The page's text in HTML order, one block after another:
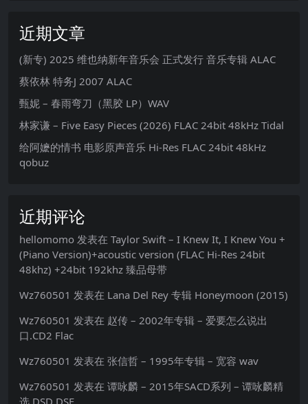
近期文章
(新专) 2025 维也纳新年音乐会 正式发行 音乐专辑 ALAC
蔡依林 特务J 2007 ALAC
甄妮 – 春雨弯刀（黑胶 LP）WAV
林家谦 – Five Easy Pieces (2026) FLAC 24bit 48kHz Tidal
给阿嬷的情书 电影原声音乐 Hi-Res FLAC 24bit 48kHz
qobuz
近期评论
hellomomo 发表在 Taylor Swift – I Knew It, I Knew You +
(Piano Version)+acoustic version (FLAC Hi-Res 24bit
48khz) +24bit 192khz 臻品母带
Wz760501 发表在 Lana Del Rey 专辑 Honeymoon (2015)
Wz760501 发表在 赵传 – 2002年专辑 – 爱要怎么说出
口.CD2 Flac
Wz760501 发表在 张信哲 – 1995年专辑 – 宽容 wav
Wz760501 发表在 谭咏麟 – 2015年SACD系列 – 谭咏麟精
选 DSD DSF